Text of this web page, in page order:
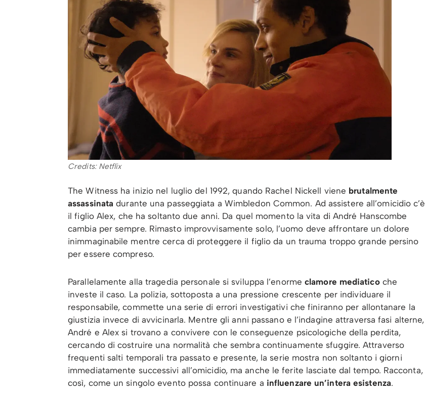
Credits: Netflix
The Witness ha inizio nel luglio del 1992, quando Rachel Nickell viene brutalmente
assassinata durante una passeggiata a Wimbledon Common. Ad assistere all’omicidio c’è
il figlio Alex, che ha soltanto due anni. Da quel momento la vita di André Hanscombe
cambia per sempre. Rimasto improvvisamente solo, l’uomo deve affrontare un dolore
inimmaginabile mentre cerca di proteggere il figlio da un trauma troppo grande persino
per essere compreso.
Parallelamente alla tragedia personale si sviluppa l’enorme clamore mediaticoche
investe il caso. La polizia, sottoposta a una pressione crescente per individuare il
responsabile, commette una serie di errori investigativi che finiranno per allontanare la
giustizia invece di avvicinarla. Mentre gli anni passano e l’indagine attraversa fasi alterne,
André e Alex si trovano a convivere con le conseguenze psicologiche della perdita,
cercando di costruire una normalità che sembra continuamente sfuggire. Attraverso
frequenti salti temporali tra passato e presente, la serie mostra non soltanto i giorni
immediatamente successivi all’omicidio, ma anche le ferite lasciate dal tempo. Racconta,
così, come un singolo evento possa continuare a influenzare un’intera esistenza.